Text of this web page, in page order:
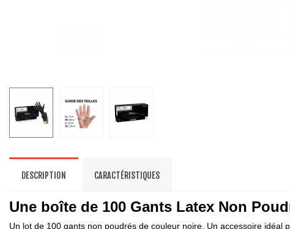
DESCRIPTION CARACTÉRISTIQUES
Une boîte de 100 Gants Latex Non
Un lot de 100 gants non poudrés de couleur noire. Un accessoire idéal